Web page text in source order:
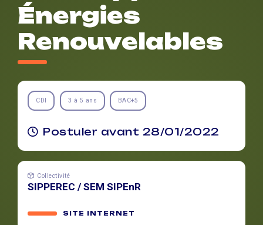
Énergies
Renouvelables
CDI 3 à 5 ans BAC+5
Postuler avant 28/01/2022
Collectivité
SIPPEREC / SEM SIPEnR
SITE INTERNET